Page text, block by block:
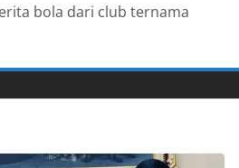
bola dari club ternama